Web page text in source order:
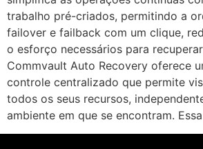
trabalho pré-criados, permitindo a
failover e failback com um clique,
o esforço necessários para
Commvault Auto Recovery oferece
controle centralizado que permite
todos os seus recursos,
ambiente em que se encontram.